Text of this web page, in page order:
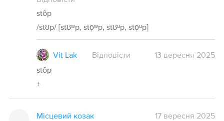
stõp
/stʊp/ [stʊʷp, sto̝ʷp, stʊᵘp, sto̝ᵘp]
Vit Lak Відповісти 13 вересня 2025
stõp
+
Місцевий козак
17 вересня 2025